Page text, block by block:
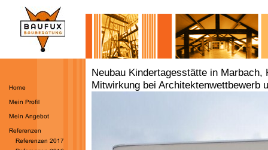
Neubau Kindertagesstätte in
Mitwirkung bei Architektenwettbewerb